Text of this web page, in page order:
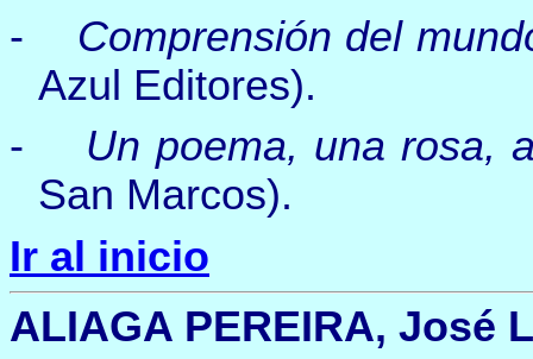
-
Comprensión del
Azul Editores).
- Un poema, una rosa,
San Marcos).
Ir al inicio
ALIAGA PEREIRA, José